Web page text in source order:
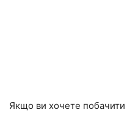
Якщо ви хочете побачити